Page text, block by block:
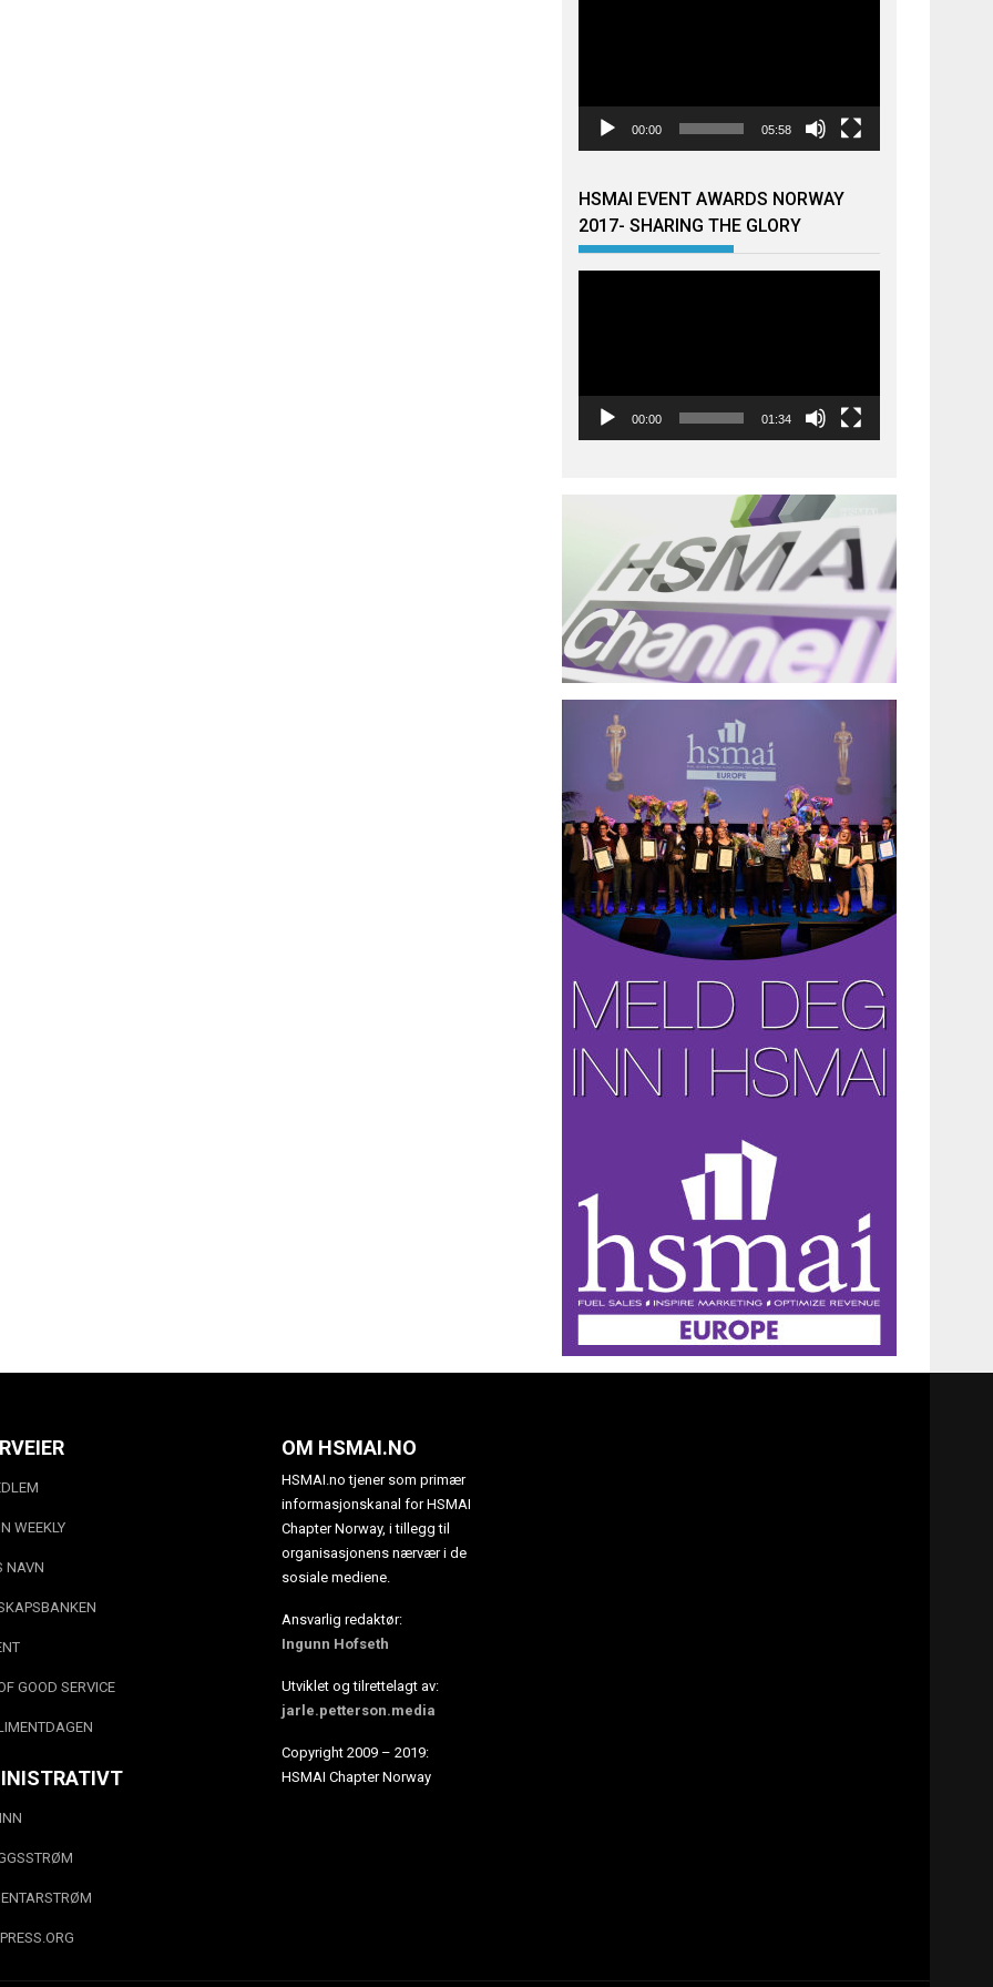
00:00 05:58
HSMAI EVENT AWARDS NORWAY
2017- SHARING THE GLORY
00:00 01:34
WEEKLY
NAVN
GOOD SERVICE
OM HSMAI.NO
HSMAI.no tjener som primær
informasjonskanal for HSMAI
Chapter Norway, i tillegg til
organisasjonens nærvær i de
sosiale mediene.
Ansvarlig redaktør:
Ingunn Hofseth
Utviklet og tilrettelagt av:
jarle.petterson.media
Copyright 2009 – 2019:
HSMAI Chapter Norway